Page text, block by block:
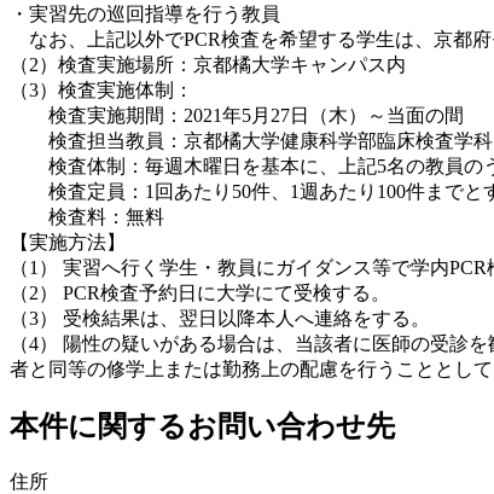
・実習先の巡回指導を行う教員
なお、上記以外でPCR検査を希望する学生は、京都
（2）検査実施場所：京都橘大学キャンパス内
（3）検査実施体制：
検査実施期間：2021年5月27日（木）～当面の間
検査担当教員：京都橘大学健康科学部臨床検査学
検査体制：毎週木曜日を基本に、上記5名の教員の
検査定員：1回あたり50件、1週あたり100件までと
検査料：無料
【実施方法】
（1） 実習へ行く学生・教員にガイダンス等で学内PCR
（2） PCR検査予約日に大学にて受検する。
（3） 受検結果は、翌日以降本人へ連絡をする。
（4） 陽性の疑いがある場合は、当該者に医師の受診
者と同等の修学上または勤務上の配慮を行うこととして
本件に関するお問い合わせ先
住所